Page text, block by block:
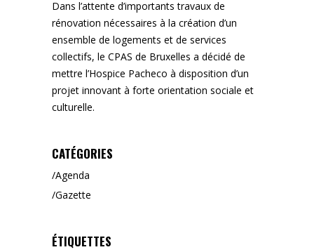
Dans l’attente d’importants travaux de
rénovation nécessaires à la création d’un
ensemble de logements et de services
collectifs, le CPAS de Bruxelles a décidé de
mettre l’Hospice Pacheco à disposition d’un
projet innovant à forte orientation sociale et
culturelle.
CATÉGORIES
Agenda
Gazette
ÉTIQUETTES